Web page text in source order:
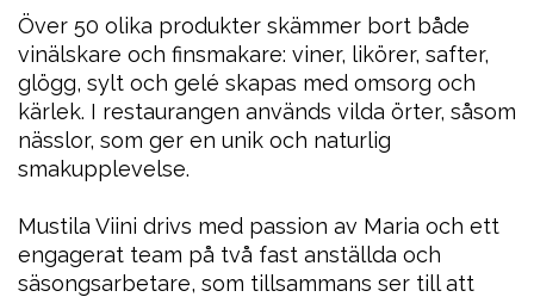
Över 50 olika produkter skämmer bort både
vinälskare och finsmakare: viner, likörer, safter,
glögg, sylt och gelé skapas med omsorg och
kärlek. I restaurangen används vilda örter, såsom
nässlor, som ger en unik och naturlig
smakupplevelse.
Mustila Viini drivs med passion av Maria och ett
engagerat team på två fast anställda och
säsongsarbetare, som tillsammans ser till att